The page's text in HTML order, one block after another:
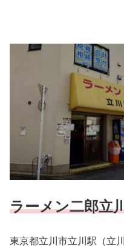
ラーメン二郎立
東京都立川市立川駅（立